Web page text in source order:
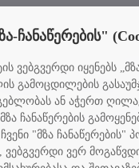
ფონდი
ჩანაწერების"
ვებგვერდი იყენებს
გამოცდილების
ან აჭერთ
ჩანაწერების
"მზა ჩანაწერების"
ვებგვერდი ვერ